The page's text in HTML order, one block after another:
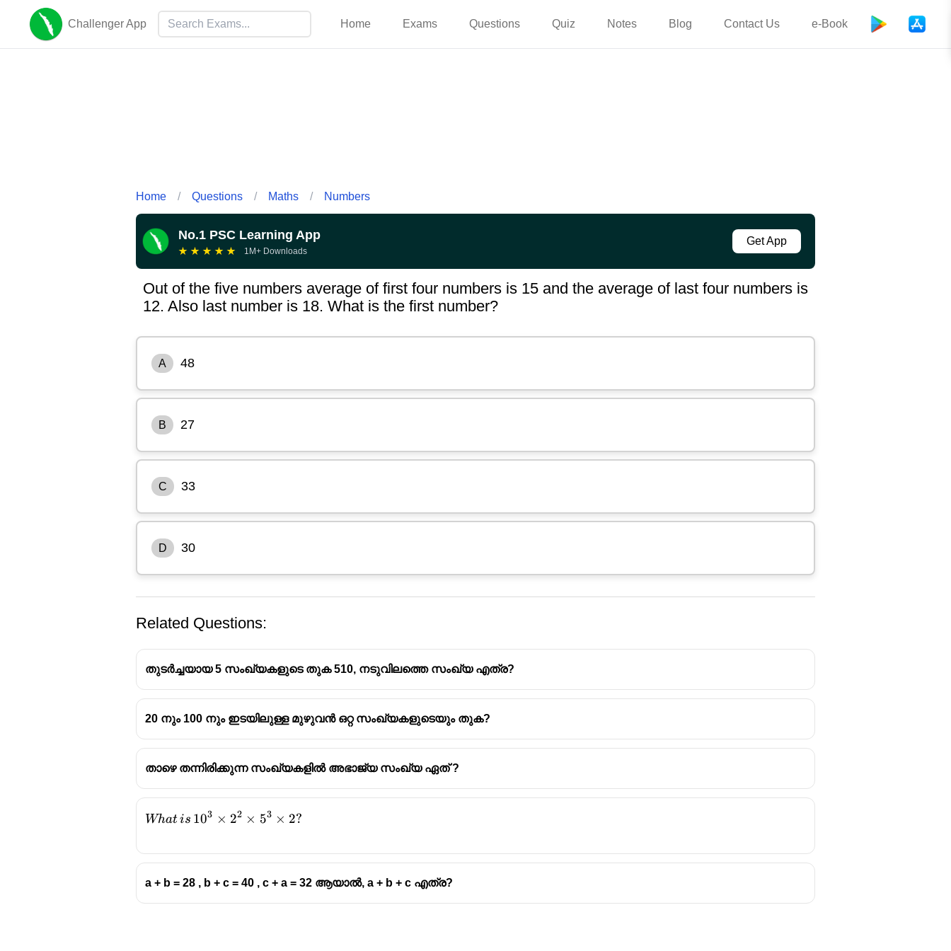
Challenger App Home Exams Questions Quiz Notes Blog Contact Us e-Book
Home / Questions / Maths / Numbers
No.1 PSC Learning App
★ ★ ★ ★ ★ 1M+ Downloads
Get App
Out of the five numbers average of first four numbers is 15 and the average of last four numbers is
12. Also last number is 18. What is the first number?
A 48
B 27
C 33
D 30
Related Questions:
തുടർച്ചയായ 5 സംഖ്യകളുടെ തുക 510, നടുവിലത്തെ സംഖ്യ എത്ര?
20 നും 100 നും ഇടയിലുള്ള മുഴുവൻ ഒറ്റ സംഖ്യകളുടെയും തുക?
താഴെ തന്നിരിക്കുന്ന സംഖ്യകളിൽ അഭാജ്യ സംഖ്യ ഏത് ?
What\,is
Whatis 103 × 22 × 53 × 2?
a + b = 28 , b + c = 40 , c + a = 32 ആയാൽ, a + b + c എത്ര?